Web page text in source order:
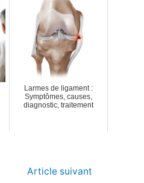
Larmes de ligament :
Symptômes, causes,
diagnostic, traitement
Article suivant